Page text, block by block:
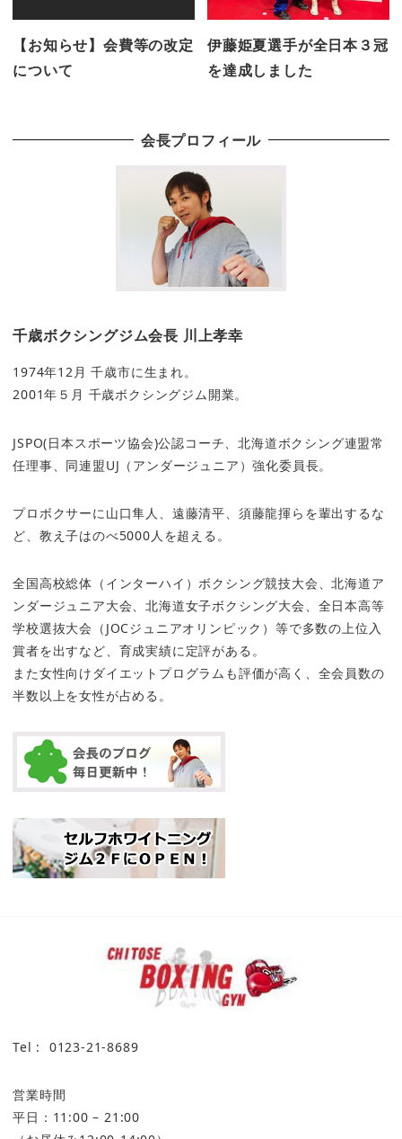
【お知らせ】会費等の改定
について
伊藤姫夏選手が全日本３冠
を達成しました
会長プロフィール
千歳ボクシングジム会長 川上孝幸
1974年12月 千歳市に生まれ。
2001年５月 千歳ボクシングジム開業。
JSPO(日本スポーツ協会)公認コーチ、北海道ボクシング連盟常
任理事、同連盟UJ（アンダージュニア）強化委員長。
プロボクサーに山口隼人、遠藤清平、須藤龍揮らを輩出するな
ど、教え子はのべ5000人を超える。
全国高校総体（インターハイ）ボクシング競技大会、北海道ア
ンダージュニア大会、北海道女子ボクシング大会、全日本高等
学校選抜大会（JOCジュニアオリンピック）等で多数の上位入
賞者を出すなど、育成実績に定評がある。
また女性向けダイエットプログラムも評価が高く、全会員数の
半数以上を女性が占める。
Tel : 0123-21-8689
営業時間
平日：11:00 – 21:00